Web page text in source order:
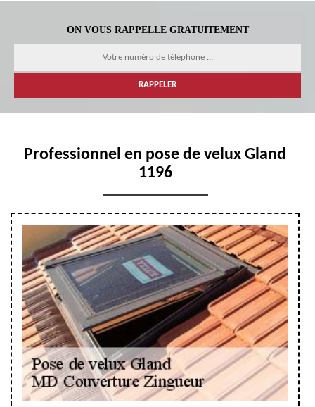
ON VOUS RAPPELLE GRATUITEMENT
Professionnel en pose de velux Gland
1196